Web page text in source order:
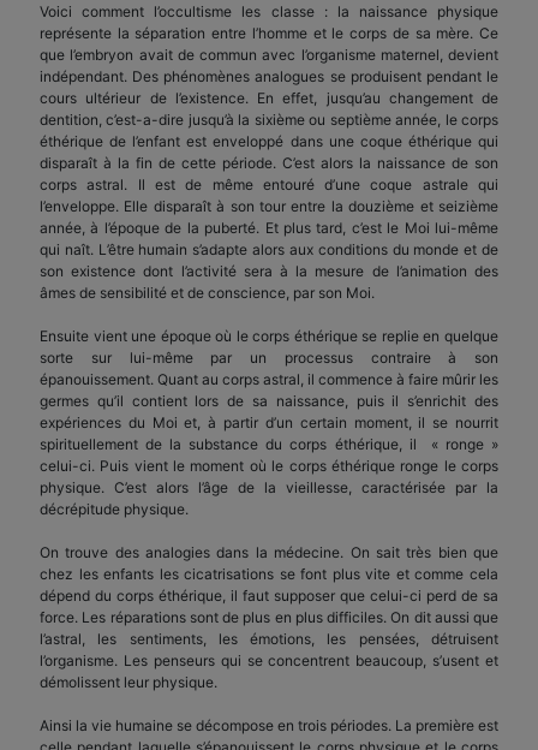
Voici comment l’occultisme les classe : la naissance physique
représente la séparation entre l’homme et le corps de sa mère. Ce
que l’embryon avait de commun avec l’organisme maternel, devient
indépendant. Des phénomènes analogues se produisent pendant le
cours ultérieur de l’existence. En effet, jusqu’au changement de
dentition, c’est-a-dire jusqu’à la sixième ou septième année, le corps
éthérique de l’enfant est enveloppé dans une coque éthérique qui
disparaît à la fin de cette période. C’est alors la naissance de son
corps astral. Il est de même entouré d’une coque astrale qui
l’enveloppe. Elle disparaît à son tour entre la douzième et seizième
année, à l’époque de la puberté. Et plus tard, c’est le Moi lui-même
qui naît. L’être humain s’adapte alors aux conditions du monde et de
son existence dont l’activité sera à la mesure de l’animation des
âmes de sensibilité et de conscience, par son Moi.
Ensuite vient une époque où le corps éthérique se replie en quelque
sorte sur lui-même par un processus contraire à son
épanouissement. Quant au corps astral, il commence à faire mûrir les
germes qu’il contient lors de sa naissance, puis il s’enrichit des
expériences du Moi et, à partir d’un certain moment, il se nourrit
spirituellement de la substance du corps éthérique, il « ronge »
celui-ci. Puis vient le moment où le corps éthérique ronge le corps
physique. C’est alors l’âge de la vieillesse, caractérisée par la
décrépitude physique.
On trouve des analogies dans la médecine. On sait très bien que
chez les enfants les cicatrisations se font plus vite et comme cela
dépend du corps éthérique, il faut supposer que celui-ci perd de sa
force. Les réparations sont de plus en plus difficiles. On dit aussi que
l’astral, les sentiments, les émotions, les pensées, détruisent
l’organisme. Les penseurs qui se concentrent beaucoup, s’usent et
démolissent leur physique.
Ainsi la vie humaine se décompose en trois périodes. La première est